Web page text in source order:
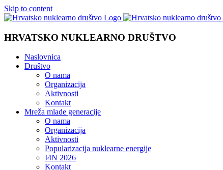
Skip to content
HRVATSKO NUKLEARNO DRUŠTVO
Naslovnica
Društvo
O nama
Organizacija
Aktivnosti
Kontakt
Mreža mlade generacije
O nama
Organizacija
Aktivnosti
Popularizacija nuklearne energije
I4N 2026
Kontakt